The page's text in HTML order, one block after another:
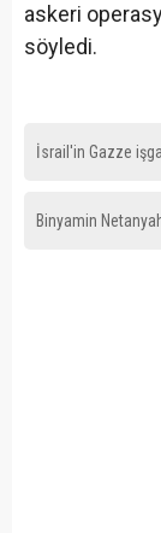
askeri
söyledi.
İsrail'in Gazze
Binyamin